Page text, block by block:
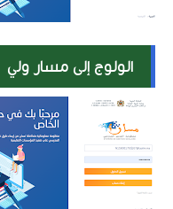
الولوج إلى مسار ولي